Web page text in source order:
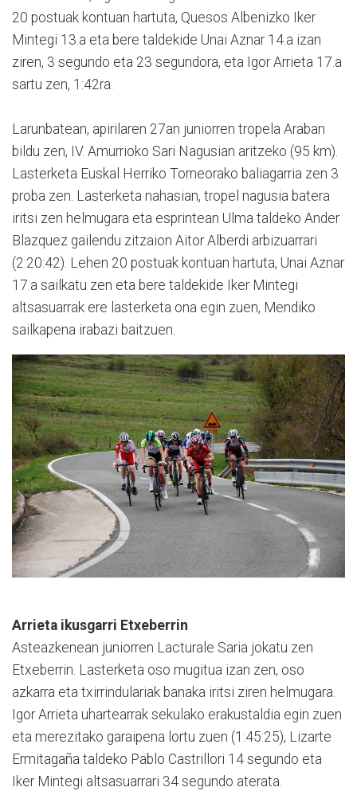
20 postuak kontuan hartuta, Quesos Albenizko Iker
Mintegi 13.a eta bere taldekide Unai Aznar 14.a izan
ziren, 3 segundo eta 23 segundora, eta Igor Arrieta 17.a
sartu zen, 1:42ra.
Larunbatean, apirilaren 27an juniorren tropela Araban
bildu zen, IV. Amurrioko Sari Nagusian aritzeko (95 km).
Lasterketa Euskal Herriko Torneorako baliagarria zen 3.
proba zen. Lasterketa nahasian, tropel nagusia batera
iritsi zen helmugara eta esprintean Ulma taldeko Ander
Blazquez gailendu zitzaion Aitor Alberdi arbizuarrari
(2:20:42). Lehen 20 postuak kontuan hartuta, Unai Aznar
17.a sailkatu zen eta bere taldekide Iker Mintegi
altsasuarrak ere lasterketa ona egin zuen, Mendiko
sailkapena irabazi baitzuen.
Arrieta ikusgarri Etxeberrin
Asteazkenean juniorren Lacturale Saria jokatu zen
Etxeberrin. Lasterketa oso mugitua izan zen, oso
azkarra eta txirrindulariak banaka iritsi ziren helmugara.
Igor Arrieta uhartearrak sekulako erakustaldia egin zuen
eta merezitako garaipena lortu zuen (1:45:25), Lizarte
Ermitagaña taldeko Pablo Castrillori 14 segundo eta
Iker Mintegi altsasuarrari 34 segundo aterata.